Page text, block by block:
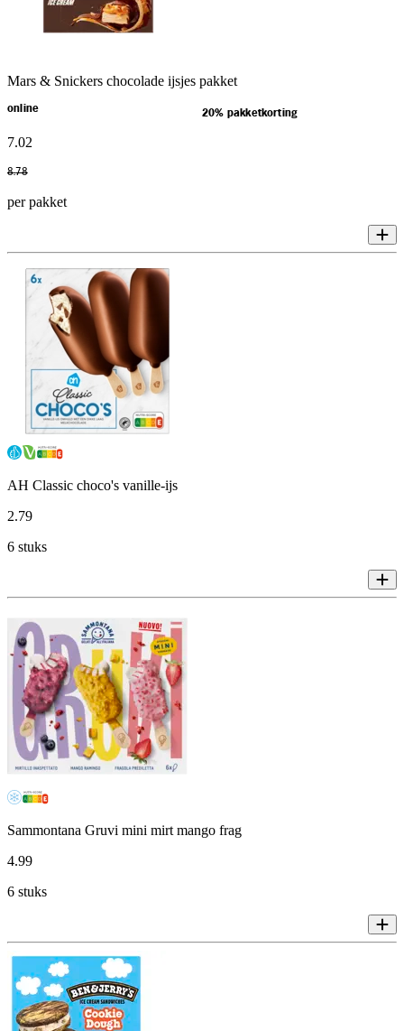
Mars & Snickers chocolade ijsjes pakket
online 20% pakketkorting
7.02
8.78
per pakket
AH Classic choco's vanille-ijs
2.79
6 stuks
Sammontana Gruvi mini mirt mango frag
4.99
6 stuks